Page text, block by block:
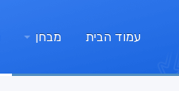
עמוד הבית מבחן